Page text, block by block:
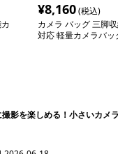
¥8,160(税込)
カメラ バッグ 三脚
対応 軽量カメラバッ
撮影を楽しめる！小さいカメ